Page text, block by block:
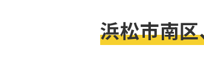
浜松市南